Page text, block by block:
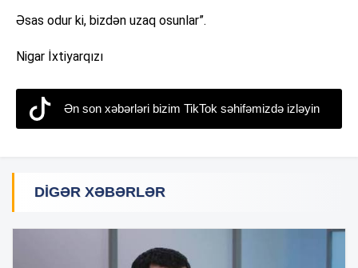
Əsas odur ki, bizdən uzaq osunlar”.
Nigar İxtiyarqızı
Ən son xəbərləri bizim TikTok səhifəmizdə izləyin
DIGƏR XƏBƏRLƏR